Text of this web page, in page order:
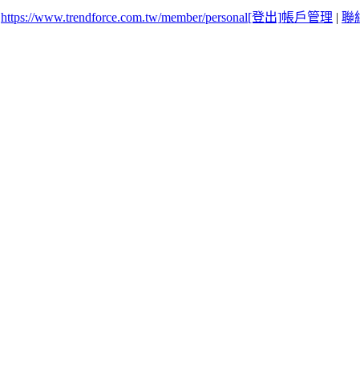
https://www.trendforce.com.tw/member/personal[登出]帳戶管理 | 聯